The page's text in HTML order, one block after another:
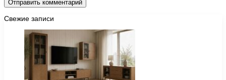
Свежие записи